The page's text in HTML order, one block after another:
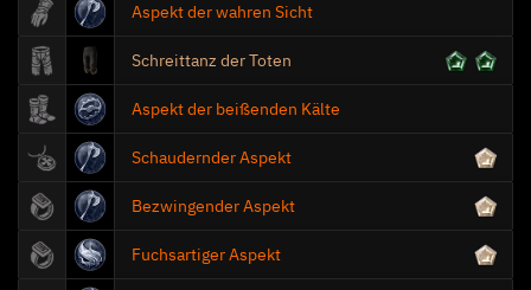
Schattentänzer
15 Kälteinfusion
Überwältigung
Aspekt der wahren Sicht
Schreittanz der Toten
Aspekt der beißenden Kälte
Schaudernder Aspekt
Bezwingender Aspekt
Fuchsartiger Aspekt